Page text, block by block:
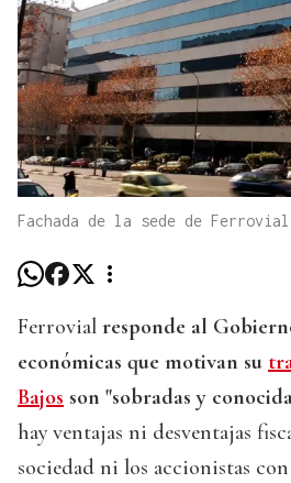
Fachada de la sede de
Ferrovial responde al
económicas que motivan su
Bajos son "sobradas y
hay ventajas ni desventajas
sociedad ni los accionistas